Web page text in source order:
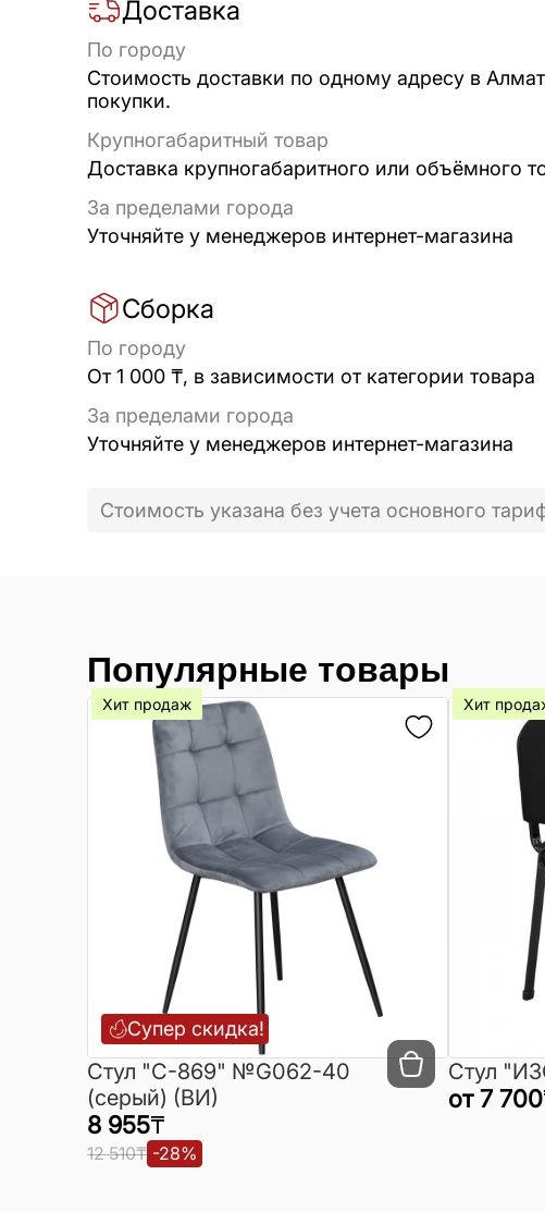
Доставка
По городу
Стоимость доставки по одному адресу в
покупки.
Крупногабаритный товар
Доставка крупногабаритного или объёмного
За пределами города
Уточняйте у менеджеров интернет-магазина
Сборка
По городу
От 1 000 ₸, в зависимости от категории товара
За пределами города
Уточняйте у менеджеров интернет-магазина
Стоимость указана без учета основного
Популярные товары
Супер скидка!
Хит продаж
Cтул "C-869" №G062-40
(серый) (ВИ)
8 955₸
12 510₸ -28%
Хит
Стул
от 7 700